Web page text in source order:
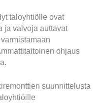
taloyhtiölle ovat
ja valvoja auttavat
ohjaus
suunnittelusta